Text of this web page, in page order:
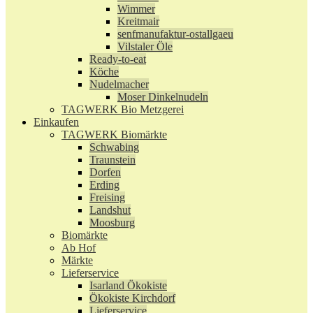
Wimmer
Kreitmair
senfmanufaktur-ostallgaeu
Vilstaler Öle
Ready-to-eat
Köche
Nudelmacher
Moser Dinkelnudeln
TAGWERK Bio Metzgerei
Einkaufen
TAGWERK Biomärkte
Schwabing
Traunstein
Dorfen
Erding
Freising
Landshut
Moosburg
Biomärkte
Ab Hof
Märkte
Lieferservice
Isarland Ökokiste
Ökokiste Kirchdorf
Lieferservice